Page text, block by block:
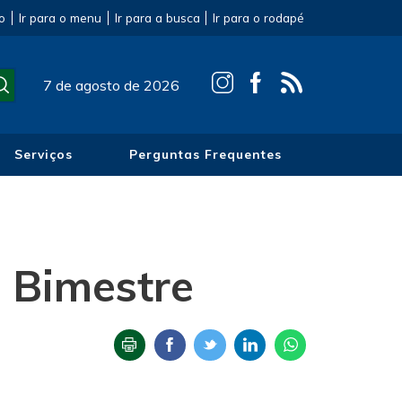
Ir para o menu Ir para a busca Ir para o rodapé
7 de agosto de 2026
Serviços Perguntas Frequentes
Bimestre